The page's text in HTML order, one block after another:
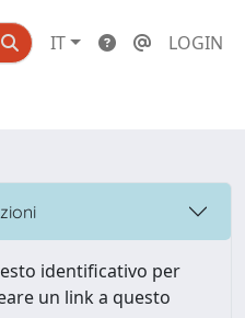
IT LOGIN
identificativo per
un link a questo